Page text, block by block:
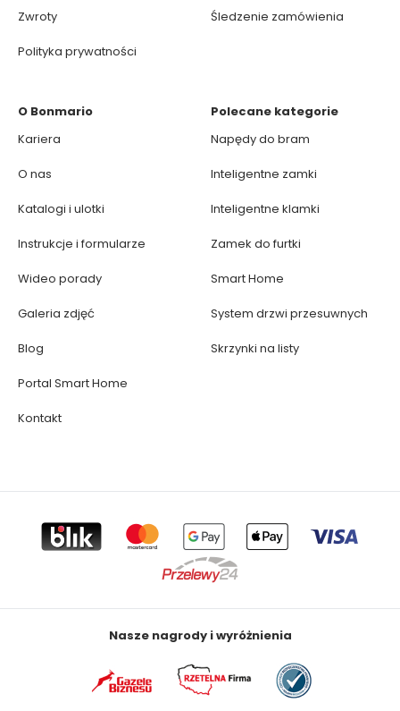
Zwroty
Polityka prywatności
Śledzenie zamówienia
O Bonmario
Kariera
O nas
Katalogi i ulotki
Instrukcje i formularze
Wideo porady
Galeria zdjęć
Blog
Portal Smart Home
Kontakt
Polecane kategorie
Napędy do bram
Inteligentne zamki
Inteligentne klamki
Zamek do furtki
Smart Home
System drzwi przesuwnych
Skrzynki na listy
Nasze nagrody i wyróżnienia